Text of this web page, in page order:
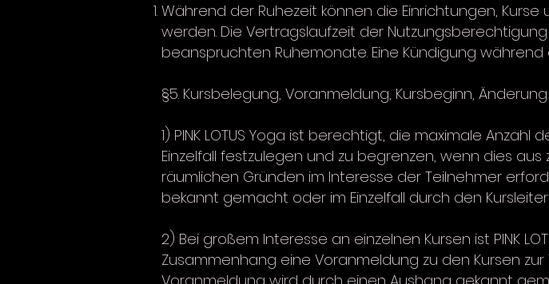
Während der Ruhezeit können die Einrichtungen, Kurse
werden. Die Vertragslaufzeit der
beanspruchten Ruhemonate. Eine Kündigung während
§5. Kursbelegung, Voranmeldung, Kursbeginn,
1) PINK LOTUS Yoga ist berechtigt, die maximale
Einzelfall festzulegen und zu begrenzen, wenn dies
räumlichen Gründen im Interesse der Teilnehmer
bekannt gemacht oder im Einzelfall durch den
2) Bei großem Interesse an einzelnen Kursen ist PINK
Zusammenhang eine Voranmeldung zu den Kursen